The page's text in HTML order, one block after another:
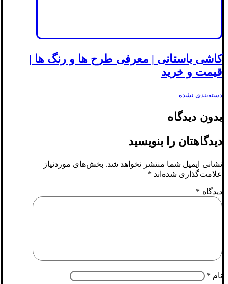
کاشی باستانی | معرفی طرح ها و رنگ ها |
قیمت و خرید
دسته‌بندی نشده
بدون دیدگاه
دیدگاهتان را بنویسید
نشانی ایمیل شما منتشر نخواهد شد. بخش‌های موردنیاز
علامت‌گذاری شده‌اند *
دیدگاه *
نام *